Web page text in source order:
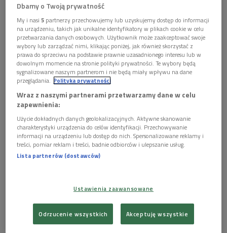
Wojciech Pszoniak: nigdy nie miałem poczucia rutyny
(audycja archiwalna)
POSŁUCHAJ
05:09
Ks. Andrzej Luter wspomina zmarłego Andrzeja
Pszoniaka (Poranek Dwójki)
Wojciech Pszoniak we wspomnieniach Olgierda
Łukaszewicza i Izabelli Cywińskiej (Poranek Dwójki)
Dbamy o Twoją prywatność
My i nasi5 partnerzy przechowujemy lub uzyskujemy dostęp do informacji
na urządzeniu, takich jak unikalne identyfikatory w plikach cookie w celu
przetwarzania danych osobowych. Użytkownik może zaakceptować swoje
wybory lub zarządzać nimi, klikając poniżej, jak również skorzystać z
prawa do sprzeciwu na podstawie prawnie uzasadnionego interesu lub w
dowolnym momencie na stronie polityki prywatności. Te wybory będą
sygnalizowane naszym partnerom i nie będą miały wpływu na dane
przeglądania. Polityka prywatności
Wraz z naszymi partnerami przetwarzamy dane w celu
zapewnienia:
Użycie dokładnych danych geolokalizacyjnych. Aktywne skanowanie
charakterystyki urządzenia do celów identyfikacji. Przechowywanie
informacji na urządzeniu lub dostęp do nich. Spersonalizowane reklamy i
treści, pomiar reklam i treści, badnie odbiorców i ulepszanie usług.
Lista partnerów (dostawców)
Ustawienia zaawansowane
Odrzucenie wszystkich Akceptuję wszystkie